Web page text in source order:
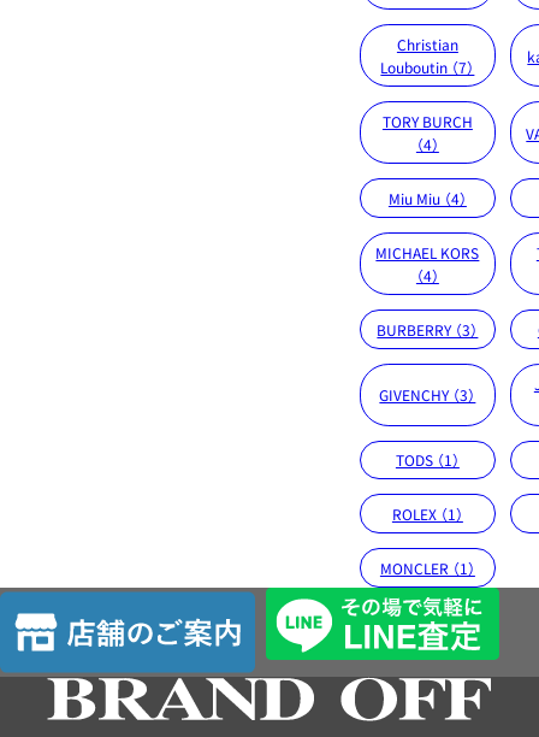
Christian
Louboutin （7）
TORY BURCH
（4）
Miu Miu （4）
MICHAEL KORS
（4）
BURBERRY （3）
GIVENCHY （3）
TODS （1）
ROLEX （1）
MONCLER （1）
店
舗
の